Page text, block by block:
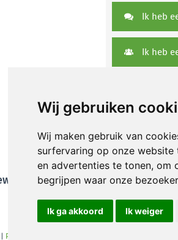
Wij gebruiken
Wij maken gebruik van
surfervaring op onze website
en advertenties te tonen, om
begrijpen waar onze
Ik ga akkoord Ik weiger
Ik heb
Ik heb
| Privacy disclaimer